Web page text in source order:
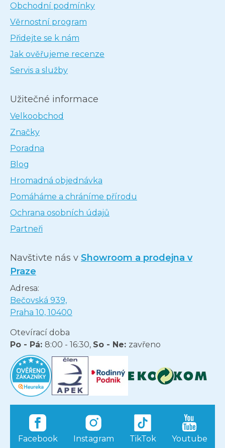
Obchodní podmínky
Věrnostní program
Přidejte se k nám
Jak ověřujeme recenze
Servis a služby
Užitečné informace
Velkoobchod
Značky
Poradna
Blog
Hromadná objednávka
Pomáháme a chráníme přírodu
Ochrana osobních údajů
Partneři
Navštivte nás v Showroom a prodejna v
Praze
Adresa:
Bečovská 939,
Praha 10, 10400
Otevírací doba
Po - Pá: 8:00 - 16:30, So - Ne: zavřeno
Facebook Instagram TikTok Youtube